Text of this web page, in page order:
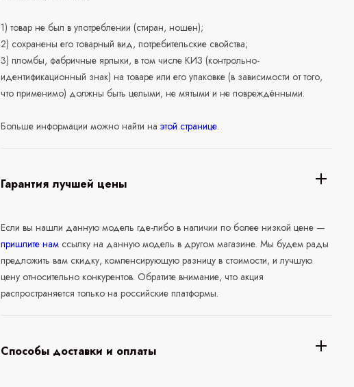
1) товар не был в употреблении (стиран, ношен);
2) сохранены его товарный вид, потребительские свойства;
3) пломбы, фабричные ярлыки, в том числе КИЗ (контрольно-
идентификационный знак) на товаре или его упаковке (в зависимости от того,
что применимо) должны быть целыми, не мятыми и не повреждёнными.
Больше информации можно найти наэтой странице.
Гарантия лучшей цены
Если вы нашли данную модель где-либо в наличии по более низкой цене —
пришлите нам ссылку на данную модель в другом магазине. Мы будем рады
предложить вам скидку, компенсирующую разницу в стоимости, и лучшую
цену относительно конкурентов. Обратите внимание, что акция
распространяется только на российские платформы.
Способы доставки и оплаты